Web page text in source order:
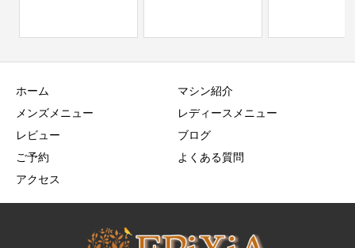
ホーム
マシン紹介
メンズメニュー
レディースメニュー
レビュー
ブログ
ご予約
よくある質問
アクセス